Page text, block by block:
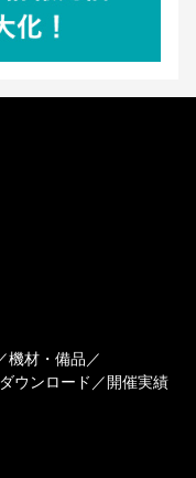
機材・備品
ウンロード 開催実績